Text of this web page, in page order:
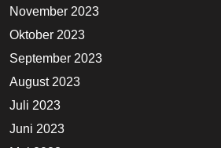
November 2023
Oktober 2023
September 2023
August 2023
Juli 2023
Juni 2023